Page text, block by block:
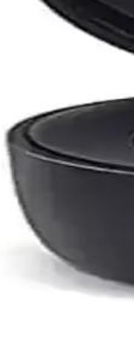
devam
ve cihaz
sorunları
ve kullanışlı